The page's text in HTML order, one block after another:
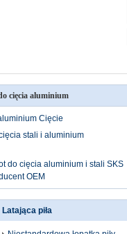
cięcia aluminium
Cięcie
stali i aluminium
do cięcia aluminium i stali SKS
OEM
Latająca piła